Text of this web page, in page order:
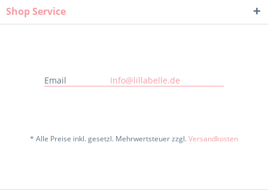
Shop Service
Email Info@lillabelle.de
* Alle Preise inkl. gesetzl. Mehrwertsteuer zzgl.Versandkosten